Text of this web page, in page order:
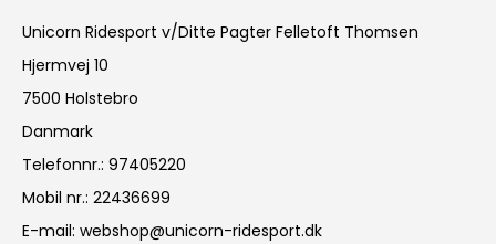
Unicorn Ridesport v/Ditte Pagter Felletoft Thomsen
Hjermvej 10
7500 Holstebro
Danmark
Telefonnr.: 97405220
Mobil nr.: 22436699
E-mail: webshop@unicorn-ridesport.dk